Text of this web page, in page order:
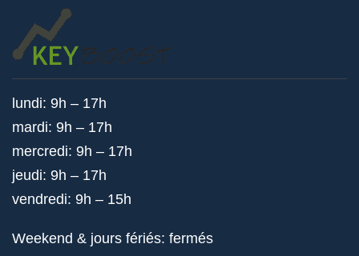
lundi: 9h – 17h
mardi: 9h – 17h
mercredi: 9h – 17h
jeudi: 9h – 17h
vendredi: 9h – 15h
Weekend & jours fériés: fermés